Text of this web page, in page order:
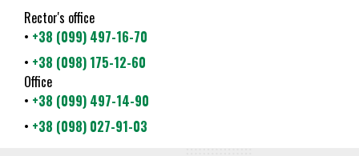
Rector's office
• +38 (099) 497-16-70
• +38 (098) 175-12-60
Office
• +38 (099) 497-14-90
• +38 (098) 027-91-03